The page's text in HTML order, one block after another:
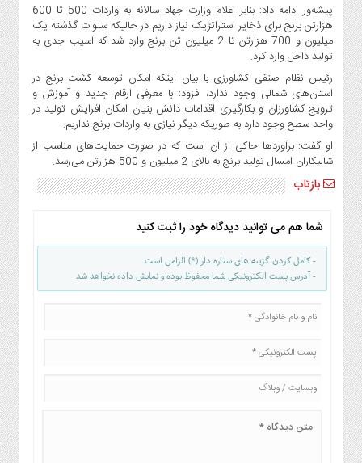
کشاورزی
و
صنایع
غذایی
سیاسی
و
بین
الملل
نگاه
روز
پیشه‌ور ادامه داد: بنابر اعلام وزارت جهاد سالانه به واردات 500 تا 600
هزارتن برنج برای ذخایر استراتژیک نیاز داریم در حالیکه سنوات گذشته یک
میلیون و 700 هزارتن تا 2 میلیون تن برنج وارد شد که آسیب جدی به
تولید داخل وارد کرد.
رئیس نظام صنفی کشاورزی با بیان اینکه امکان توسعه کشت برنج در
استان‌های شمالی وجود ندارد، افزود: با معرفی ارقام جدید و آموزش و
ترویج کشاورزان و بکارگیری اقدامات دانش بنیان امکان افزایش تولید در
واحد سطح وجود دارد به طوریکه دیگر نیازی به واردات برنج نداریم.
او گفت: برآورد‌ها حاکی از آن است که در صورت حمایت‌های مناسب از
شالیکاران امسال تولید برنج به بالای 2 میلیون و 500 هزارتن می‌رسد.
بازتاب
شما هم می توانید دیدگاه خود را ثبت کنید
- کامل کردن گزینه های ستاره دار (*) الزامی است
- آدرس پست الکترونیکی شما محفوظ بوده و نمایش داده نخواهد شد